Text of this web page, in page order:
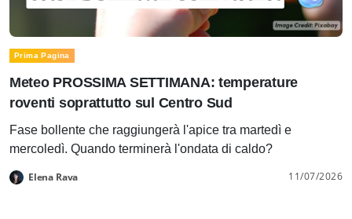
Prima Pagina
Meteo PROSSIMA SETTIMANA: temperature
roventi soprattutto sul Centro Sud
Fase bollente che raggiungerà l'apice tra martedì e
mercoledì. Quando terminerà l'ondata di caldo?
Elena Rava 11/07/2026